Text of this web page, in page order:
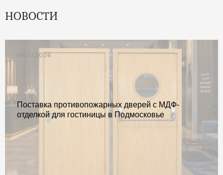
НОВОСТИ
06.07.2026
Поставка противопожарных дверей с МДФ-
отделкой для гостиницы в Подмосковье